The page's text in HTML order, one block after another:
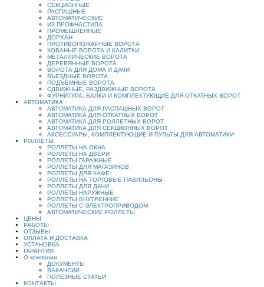
СЕКЦИОННЫЕ
РАСПАШНЫЕ
АВТОМАТИЧЕСКИЕ
ИЗ ПРОФНАСТИЛА
ПРОМЫШЛЕННЫЕ
ДОРХАН
ПРОТИВОПОЖАРНЫЕ ВОРОТА
КОВАНЫЕ ВОРОТА И КАЛИТКИ
МЕТАЛЛИЧЕСКИЕ ВОРОТА
ДЕРЕВЯННЫЕ ВОРОТА
ВОРОТА ДЛЯ ДОМА И ДАЧИ
ВЪЕЗДНЫЕ ВОРОТА
ПОДЪЕМНЫЕ ВОРОТА
СДВИЖНЫЕ, РАЗДВИЖНЫЕ ВОРОТА
ФУРНИТУРА, БАЛКИ И КОМПЛЕКТУЮЩИЕ ДЛЯ ОТКАТНЫХ ВОРОТ
АВТОМАТИКА
АВТОМАТИКА ДЛЯ РАСПАШНЫХ ВОРОТ
АВТОМАТИКА ДЛЯ ОТКАТНЫХ ВОРОТ
АВТОМАТИКА ДЛЯ РОЛЛЕТНЫХ ВОРОТ
АВТОМАТИКА ДЛЯ СЕКЦИОННЫХ ВОРОТ
АКСЕССУАРЫ, КОМПЛЕКТУЮЩИЕ И ПУЛЬТЫ ДЛЯ АВТОМАТИКИ
РОЛЛЕТЫ
РОЛЛЕТЫ НА ОКНА
РОЛЛЕТЫ НА ДВЕРИ
РОЛЛЕТЫ ГАРАЖНЫЕ
РОЛЛЕТЫ ДЛЯ МАГАЗИНОВ
РОЛЛЕТЫ ДЛЯ КАФЕ
РОЛЛЕТЫ НА ТОРГОВЫЕ ПАВИЛЬОНЫ
РОЛЛЕТЫ ДЛЯ ДАЧИ
РОЛЛЕТЫ НАРУЖНЫЕ
РОЛЛЕТЫ ВНУТРЕННИЕ
РОЛЛЕТЫ С ЭЛЕКТРОПРИВОДОМ
АВТОМАТИЧЕСКИЕ РОЛЛЕТЫ
ЦЕНЫ
РАБОТЫ
ОТЗЫВЫ
ОПЛАТА И ДОСТАВКА
УСТАНОВКА
ГАРАНТИЯ
О компании
ДОКУМЕНТЫ
ВАКАНСИИ
ПОЛЕЗНЫЕ СТАТЬИ
КОНТАКТЫ